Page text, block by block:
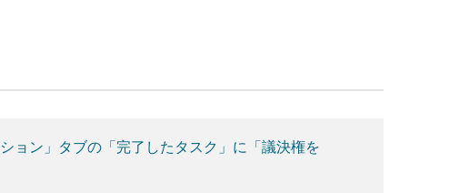
ョン」タブの「完了したタスク」に「議決権を